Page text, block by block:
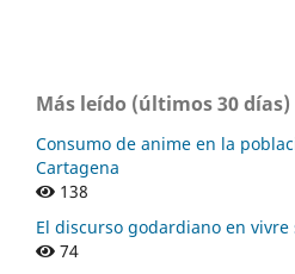
Más leído (últimos 30 días)
Consumo de anime en la
Cartagena
138
El discurso godardiano en vivre
74